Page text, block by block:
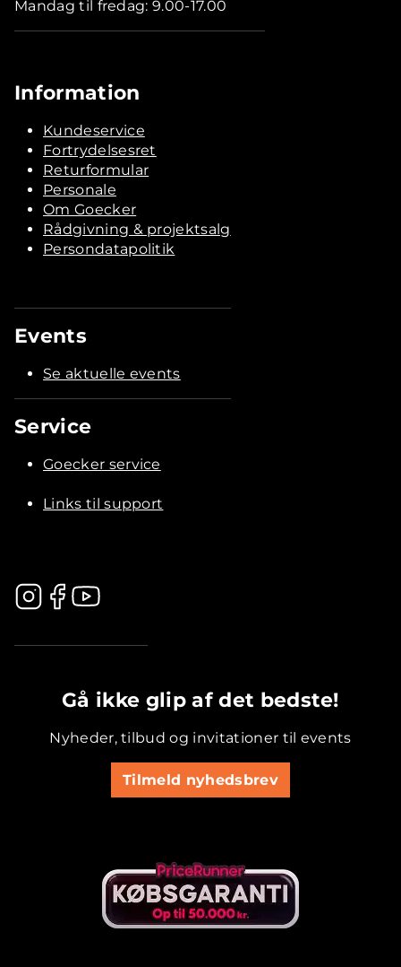
Mandag til fredag: 9.00-17.00
Information
Kundeservice
Fortrydelsesret
Returformular
Personale
Om Goecker
Rådgivning & projektsalg
Persondatapolitik
Events
Se aktuelle events
Service
Goecker service
Links til support
Gå ikke glip af det bedste!
Nyheder, tilbud og invitationer til events
Tilmeld nyhedsbrev